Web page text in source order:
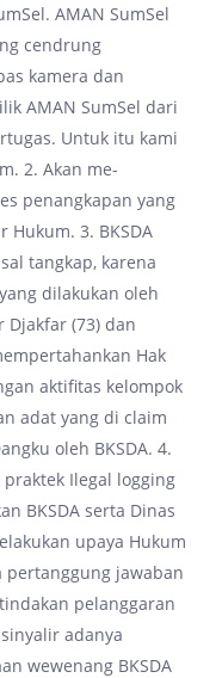
AMAN SumSel
cendrung
kamera dan
AMAN SumSel dari
Untuk itu kami
2. Akan me-
penangkapan yang
3. BKSDA
tangkap, karena
dilakukan oleh
Djakfar (73) dan
Hak
aktifitas kelompok
adat yang di claim
oleh BKSDA. 4.
Ilegal logging
BKSDA serta Dinas
upaya Hukum
jawaban
pelanggaran
adanya
wewenang BKSDA